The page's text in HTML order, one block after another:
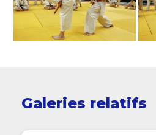
Galeries relatifs